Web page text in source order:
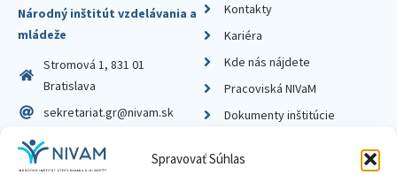
Spravovať Súhlas
Národný inštitút vzdelávania a
mládeže
Stromová 1, 831 01
Bratislava
sekretariat.gr@nivam.sk
IČO: 00164348
DIČ: 2020798714
Kontakty
Kariéra
Kde nás nájdete
Pracoviská NIVaM
Dokumenty inštitúcie